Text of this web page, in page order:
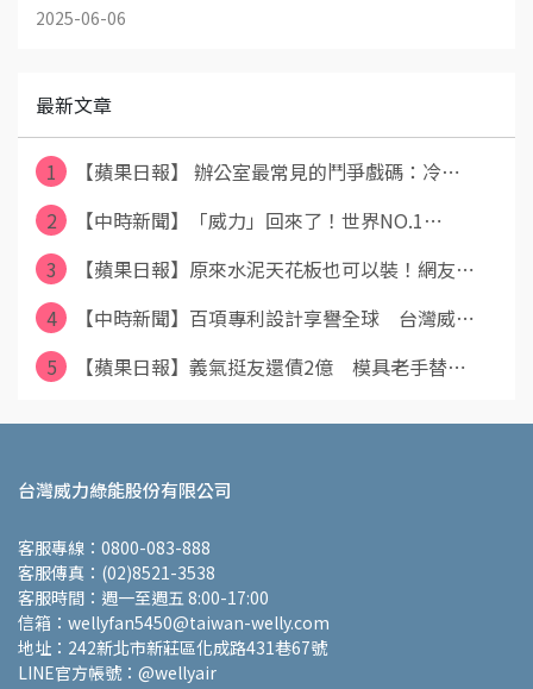
2025-06-06
最新文章
1
【蘋果日報】 辦公室最常見的鬥爭戲碼：冷⋯
2
【中時新聞】「威力」回來了！世界NO.1⋯
3
【蘋果日報】原來水泥天花板也可以裝！網友⋯
4
【中時新聞】百項專利設計享譽全球 台灣威⋯
5
【蘋果日報】義氣挺友還債2億 模具老手替⋯
台灣威力綠能股份有限公司
客服專線：0800-083-888
客服傳真：(02)8521-3538
客服時間：週一至週五 8:00-17:00
信箱：wellyfan5450@taiwan-welly.com
地址：242新北市新莊區化成路431巷67號
LINE官方帳號：@wellyair